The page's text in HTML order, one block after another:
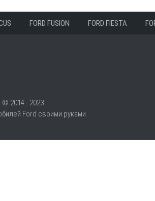
FORD FUSION FORD FIESTA
© 2014 - 2023
Ford своими руками.